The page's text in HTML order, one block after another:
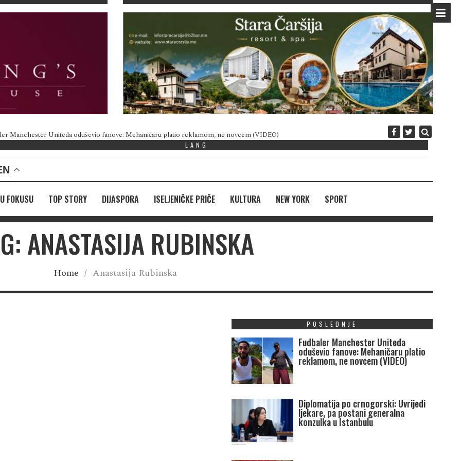
Manchester Uniteda oduševio fanove: Mehaničaru platio reklamom, ne novcem (VIDEO) Diplomatija po
LANG
U FOKUSU TOP STORY DIJASPORA ISELJENIČKE PRIČE KULTURA NEW YORK SPORT
ANASTASIJA RUBINSKA
Home / Anastasija Rubinska
POSLEDNJE
Fudbaler Manchester Uniteda
oduševio fanove: Mehaničaru platio
reklamom, ne novcem (VIDEO)
Diplomatija po crnogorski: Uvrijedi
ljekare, pa postani generalna
konzulka u Istanbulu